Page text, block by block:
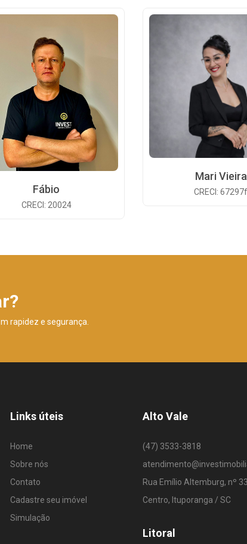
Fábio
CRECI: 20024
Mari Vieira
CRECI: 67297f
rapidez e segurança.
Links úteis
Home
Sobre nós
Contato
Cadastre seu imóvel
Simulação
Alto Vale
(47) 3533-3818
Rua Emílio Altemburg, nº
Centro, Ituporanga / SC
Litoral